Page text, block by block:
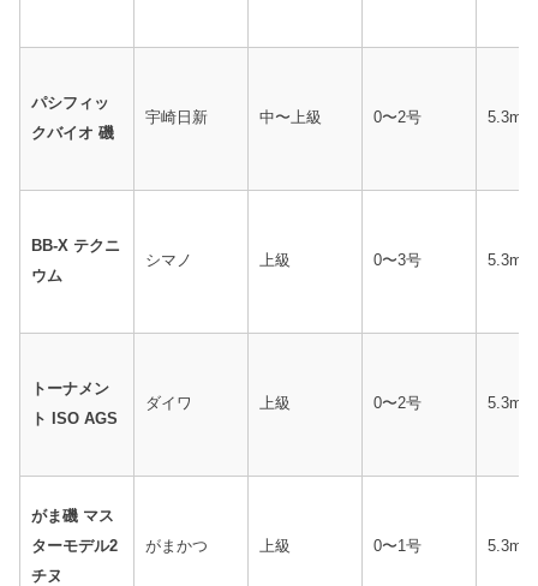
パシフィッ
クバイオ 磯
宇崎日新 中〜上級 0〜2号 5.3m
BB-X テクニ
ウム
シマノ 上級 0〜3号 5.3m
トーナメン
ト ISO AGS
ダイワ 上級 0〜2号 5.3m
がま磯 マス
ターモデル2
チヌ
がまかつ 上級 0〜1号 5.3m